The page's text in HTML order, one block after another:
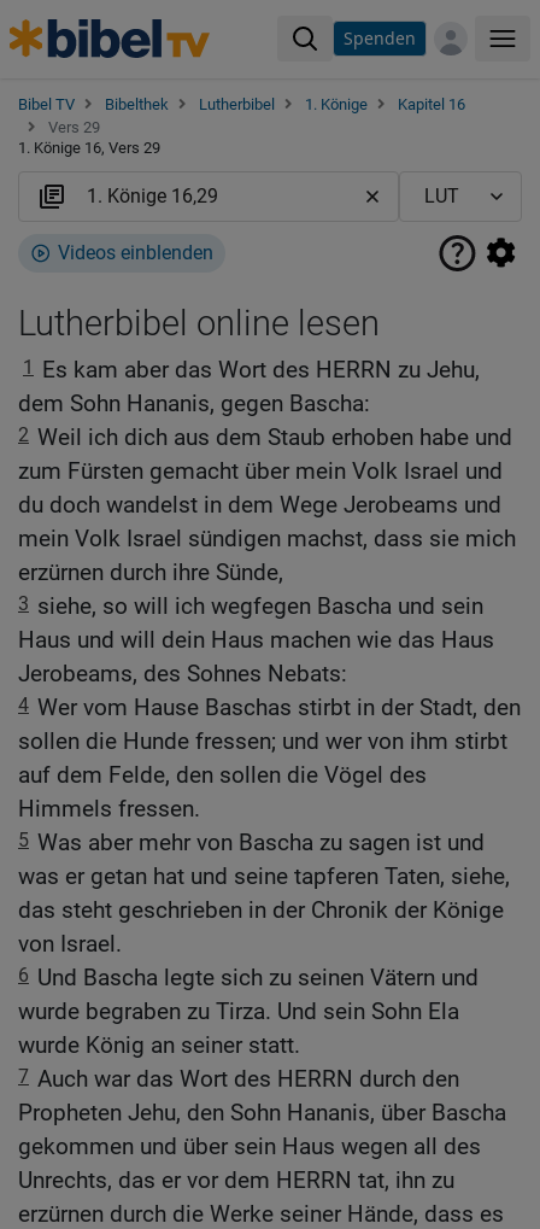
Spenden
Bibel TV Bibelthek Lutherbibel 1. Könige
Kapitel 16
Vers 29
1. Könige 16, Vers 29
Videos einblenden
Lutherbibel online lesen
1 Es kam aber das Wort des HERRN zu Jehu,
dem Sohn Hananis, gegen Bascha:
2 Weil ich dich aus dem Staub erhoben habe und
zum Fürsten gemacht über mein Volk Israel und
du doch wandelst in dem Wege Jerobeams und
mein Volk Israel sündigen machst, dass sie mich
erzürnen durch ihre Sünde,
3 siehe, so will ich wegfegen Bascha und sein
Haus und will dein Haus machen wie das Haus
Jerobeams, des Sohnes Nebats:
4 Wer vom Hause Baschas stirbt in der Stadt, den
sollen die Hunde fressen; und wer von ihm stirbt
auf dem Felde, den sollen die Vögel des
Himmels fressen.
5 Was aber mehr von Bascha zu sagen ist und
was er getan hat und seine tapferen Taten, siehe,
das steht geschrieben in der Chronik der Könige
von Israel.
6 Und Bascha legte sich zu seinen Vätern und
wurde begraben zu Tirza. Und sein Sohn Ela
wurde König an seiner statt.
7 Auch war das Wort des HERRN durch den
Propheten Jehu, den Sohn Hananis, über Bascha
gekommen und über sein Haus wegen all des
Unrechts, das er vor dem HERRN tat, ihn zu
erzürnen durch die Werke seiner Hände, dass es